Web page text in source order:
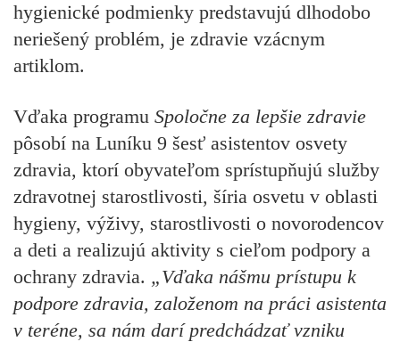
hygienické podmienky predstavujú dlhodobo
neriešený problém, je zdravie vzácnym
artiklom.
Vďaka programu Spoločne za lepšie zdravie
pôsobí na Luníku 9 šesť asistentov osvety
zdravia, ktorí obyvateľom sprístupňujú služby
zdravotnej starostlivosti, šíria osvetu v oblasti
hygieny, výživy, starostlivosti o novorodencov
a deti a realizujú aktivity s cieľom podpory a
ochrany zdravia. „Vďaka nášmu prístupu k
podpore zdravia, založenom na práci asistenta
v teréne, sa nám darí predchádzať vzniku